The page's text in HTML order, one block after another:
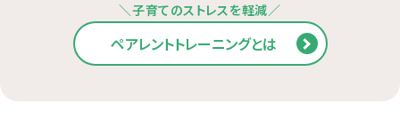
＼子育てのストレスを軽減／
ペアレントトレーニングとは